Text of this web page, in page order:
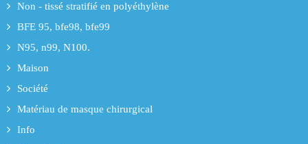
Non - tissé stratifié en polyéthylène
BFE 95, bfe98, bfe99
N95, n99, N100.
Maison
Société
Matériau de masque chirurgical
Info